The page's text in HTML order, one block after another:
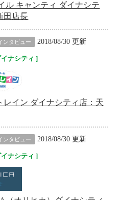
ル キャンティ ダイナシテ
田店長
ンタビュー 2018/08/30 更新
ナシティ
レイン ダイナシティ店：天
ンタビュー 2018/08/30 更新
ナシティ